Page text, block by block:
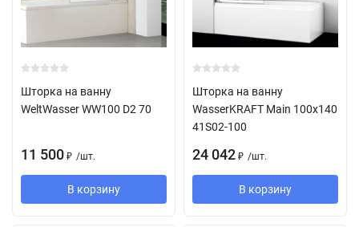
Шторка на ванну
WeltWasser WW100 D2 70
11 500 ₽ /шт.
В корзину
Шторка на ванну
WasserKRAFT Main 100х140
41S02-100
24 042 ₽ /шт.
В корзину